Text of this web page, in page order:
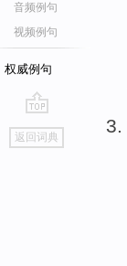
音频例句
视频例句
权威例句
go
top
返回词典